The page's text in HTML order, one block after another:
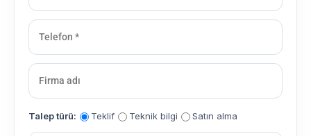
Talep türü: Teklif Teknik bilgi Satın alma